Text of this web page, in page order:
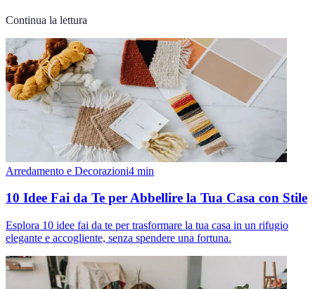
Continua la lettura
Arredamento e Decorazioni4 min
10 Idee Fai da Te per Abbellire la Tua Casa con Stile
Esplora 10 idee fai da te per trasformare la tua casa in un rifugio
elegante e accogliente, senza spendere una fortuna.